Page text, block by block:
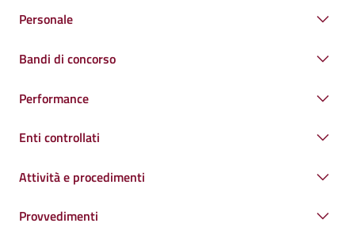
Personale
Bandi di concorso
Performance
Enti controllati
Attività e procedimenti
Provvedimenti